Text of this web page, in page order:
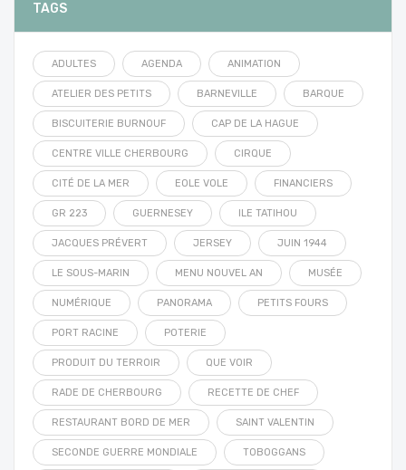
TAGS
ADULTES AGENDA ANIMATION
ATELIER DES PETITS BARNEVILLE BARQUE
BISCUITERIE BURNOUF CAP DE LA HAGUE
CENTRE VILLE CHERBOURG CIRQUE
CITÉ DE LA MER EOLE VOLE FINANCIERS
GR 223 GUERNESEY ILE TATIHOU
JACQUES PRÉVERT JERSEY JUIN 1944
LE SOUS-MARIN MENU NOUVEL AN MUSÉE
NUMÉRIQUE PANORAMA PETITS FOURS
PORT RACINE POTERIE
PRODUIT DU TERROIR QUE VOIR
RADE DE CHERBOURG RECETTE DE CHEF
RESTAURANT BORD DE MER SAINT VALENTIN
SECONDE GUERRE MONDIALE TOBOGGANS